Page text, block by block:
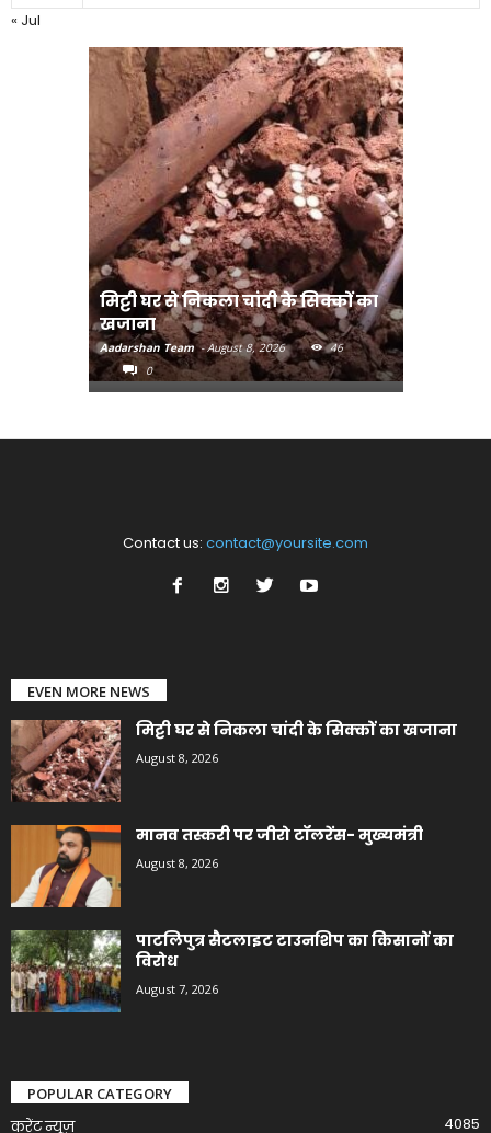
« Jul
मिट्टी घर से निकला चांदी के सिक्कों का
खजाना
Aadarshan Team - August 8, 2026
46
0
Contact us: contact@yoursite.com
EVEN MORE NEWS
मिट्टी घर से निकला चांदी के सिक्कों का खजाना
August 8, 2026
मानव तस्करी पर जीरो टॉलरेंस- मुख्यमंत्री
August 8, 2026
पाटलिपुत्र सैटलाइट टाउनशिप का किसानों का
विरोध
August 7, 2026
POPULAR CATEGORY
करेंट न्यूज़ 4085